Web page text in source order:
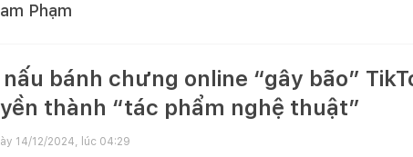
Phạm
bánh chưng online “gây bão”
thành “tác phẩm nghệ thuật”
14/12/2024, lúc 04:29